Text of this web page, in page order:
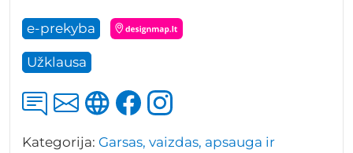
e-prekyba
Užklausa
Kategorija: Garsas, vaizdas, apsauga ir